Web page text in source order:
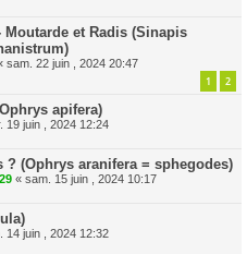
et Radis (Sinapis
sam. 22 juin , 2024 20:47
1 2
apifera)
19 juin , 2024 12:24
(Ophrys aranifera = sphegodes)
« sam. 15 juin , 2024 10:17
14 juin , 2024 12:32